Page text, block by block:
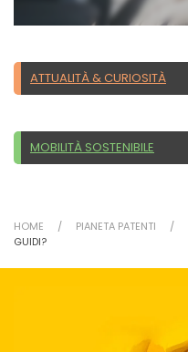
ATTUALITÀ & CURIOSITÀ
MOBILITÀ SOSTENIBILE
HOME PIANETA PATENTI
GUIDI?